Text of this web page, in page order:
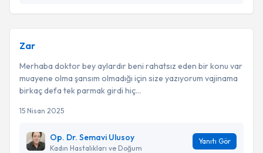
Zar
Merhaba doktor bey aylardır beni rahatsız eden bir konu var
muayene olma şansım olmadığı için size yazıyorum vajinama
birkaç defa tek parmak girdi hiç...
15 Nisan 2025
Op. Dr. Semavi Ulusoy
Kadın Hastalıkları ve Doğum
Yanıtı Gör